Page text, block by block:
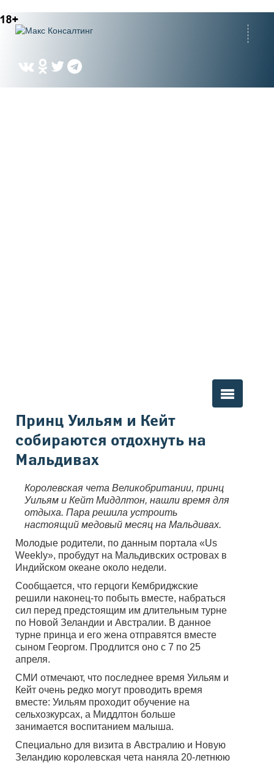
Вы здесь
Принц Уильям и Кейт
собираются отдохнуть на
Мальдивах
Королевская чета Великобритании, принц
Уильям и Кейт Миддлтон, нашли время для
отдыха. Пара решила устроить
настоящий медовый месяц на Мальдивах.
Молодые родители, по данным портала «Us
Weekly», пробудут на Мальдивских островах в
Индийском океане около недели.
Сообщается, что герцоги Кембриджские
решили наконец-то побыть вместе, набраться
сил перед предстоящим им длительным турне
по Новой Зеландии и Австралии. В данное
турне принца и его жена отправятся вместе
сыном Георгом. Продлится оно с 7 по 25
апреля.
СМИ отмечают, что последнее время Уильям и
Кейт очень редко могут проводить время
вместе: Уильям проходит обучение на
сельхозкурсах, а Миддлтон больше
занимается воспитанием малыша.
Специально для визита в Австралию и Новую
Зеландию королевская чета наняла 20-летнюю